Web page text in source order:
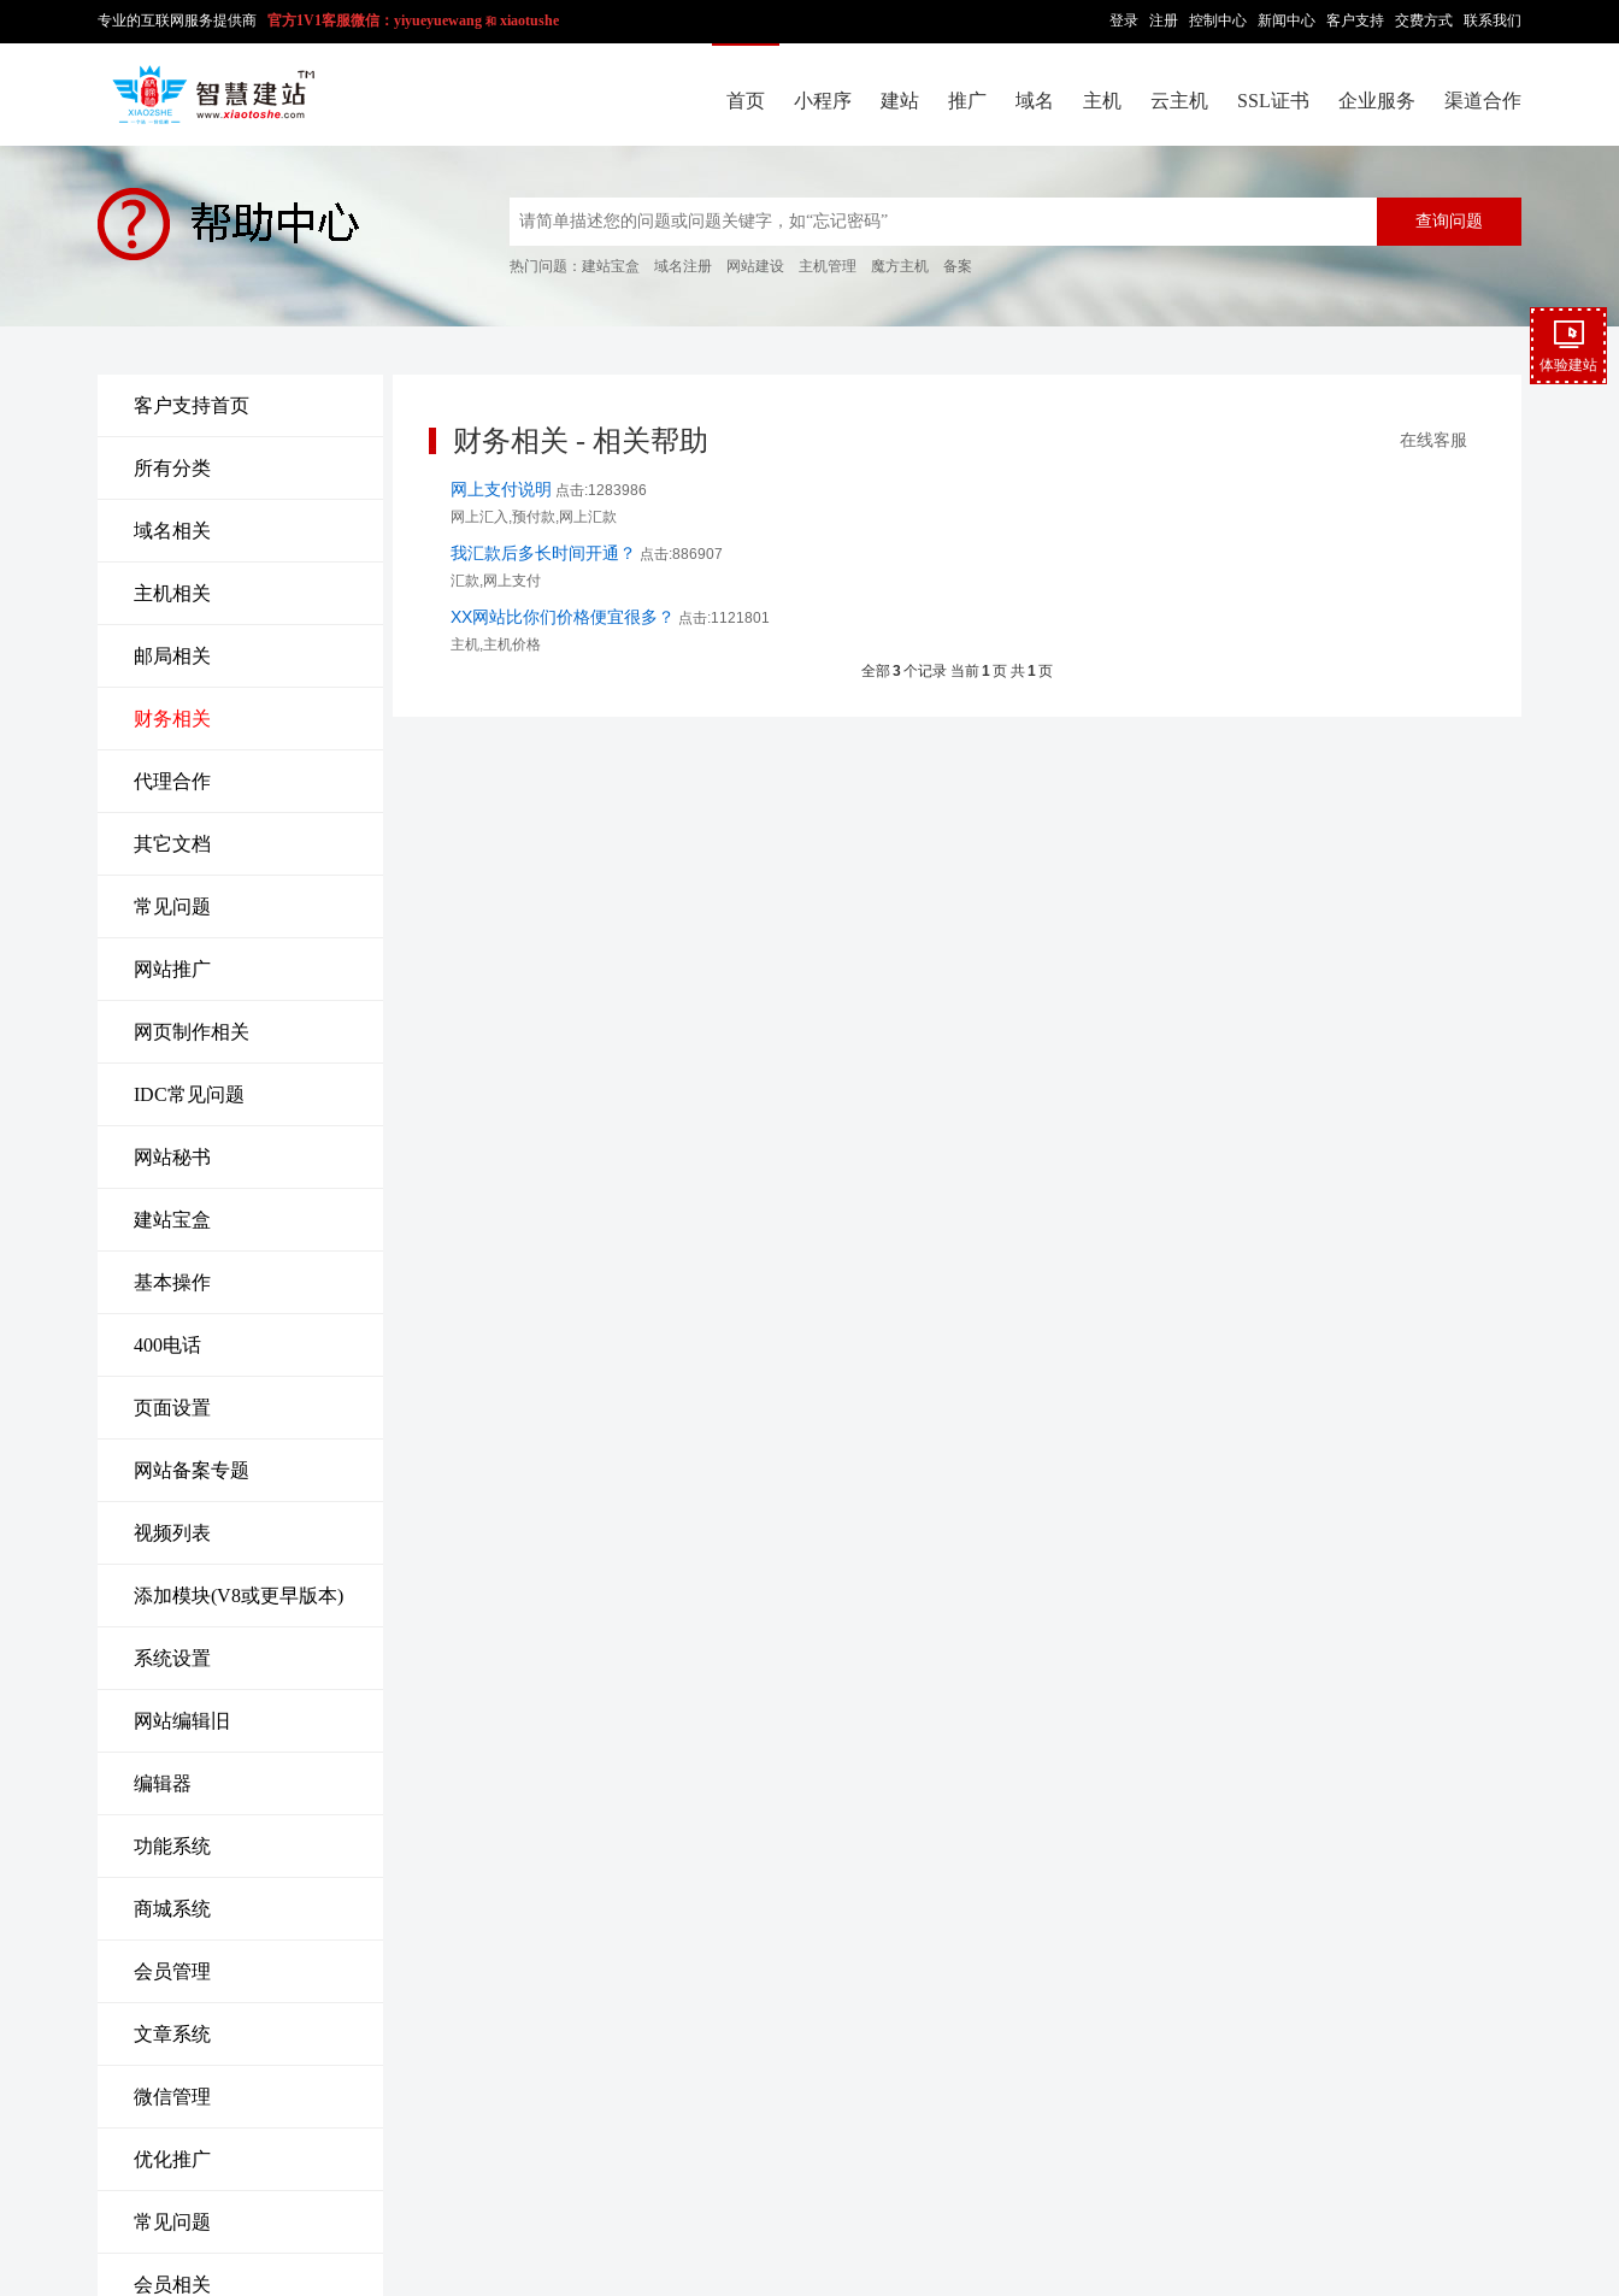
专业的互联网服务提供商 官方1V1客服微信：yiyueyuewang 和 xiaotushe 登录 注册 控制中心 新闻中心 客户支持 交费方式 联系我们
首页 小程序 建站 推广 域名 主机 云主机 SSL证书 企业服务 渠道合作
热门问题： 建站宝盒 域名注册 网站建设 主机管理 魔方主机 备案
客户支持首页
所有分类
域名相关
主机相关
邮局相关
财务相关
代理合作
其它文档
常见问题
网站推广
网页制作相关
IDC常见问题
网站秘书
建站宝盒
基本操作
400电话
页面设置
网站备案专题
视频列表
添加模块(V8或更早版本)
系统设置
网站编辑旧
编辑器
功能系统
商城系统
会员管理
文章系统
微信管理
优化推广
常见问题
会员相关
财务相关 - 相关帮助 在线客服
网上支付说明 点击:1283986
网上汇入,预付款,网上汇款
我汇款后多长时间开通？ 点击:886907
汇款,网上支付
XX网站比你们价格便宜很多？ 点击:1121801
主机,主机价格
全部3个记录 当前1页 共1页
体验建站